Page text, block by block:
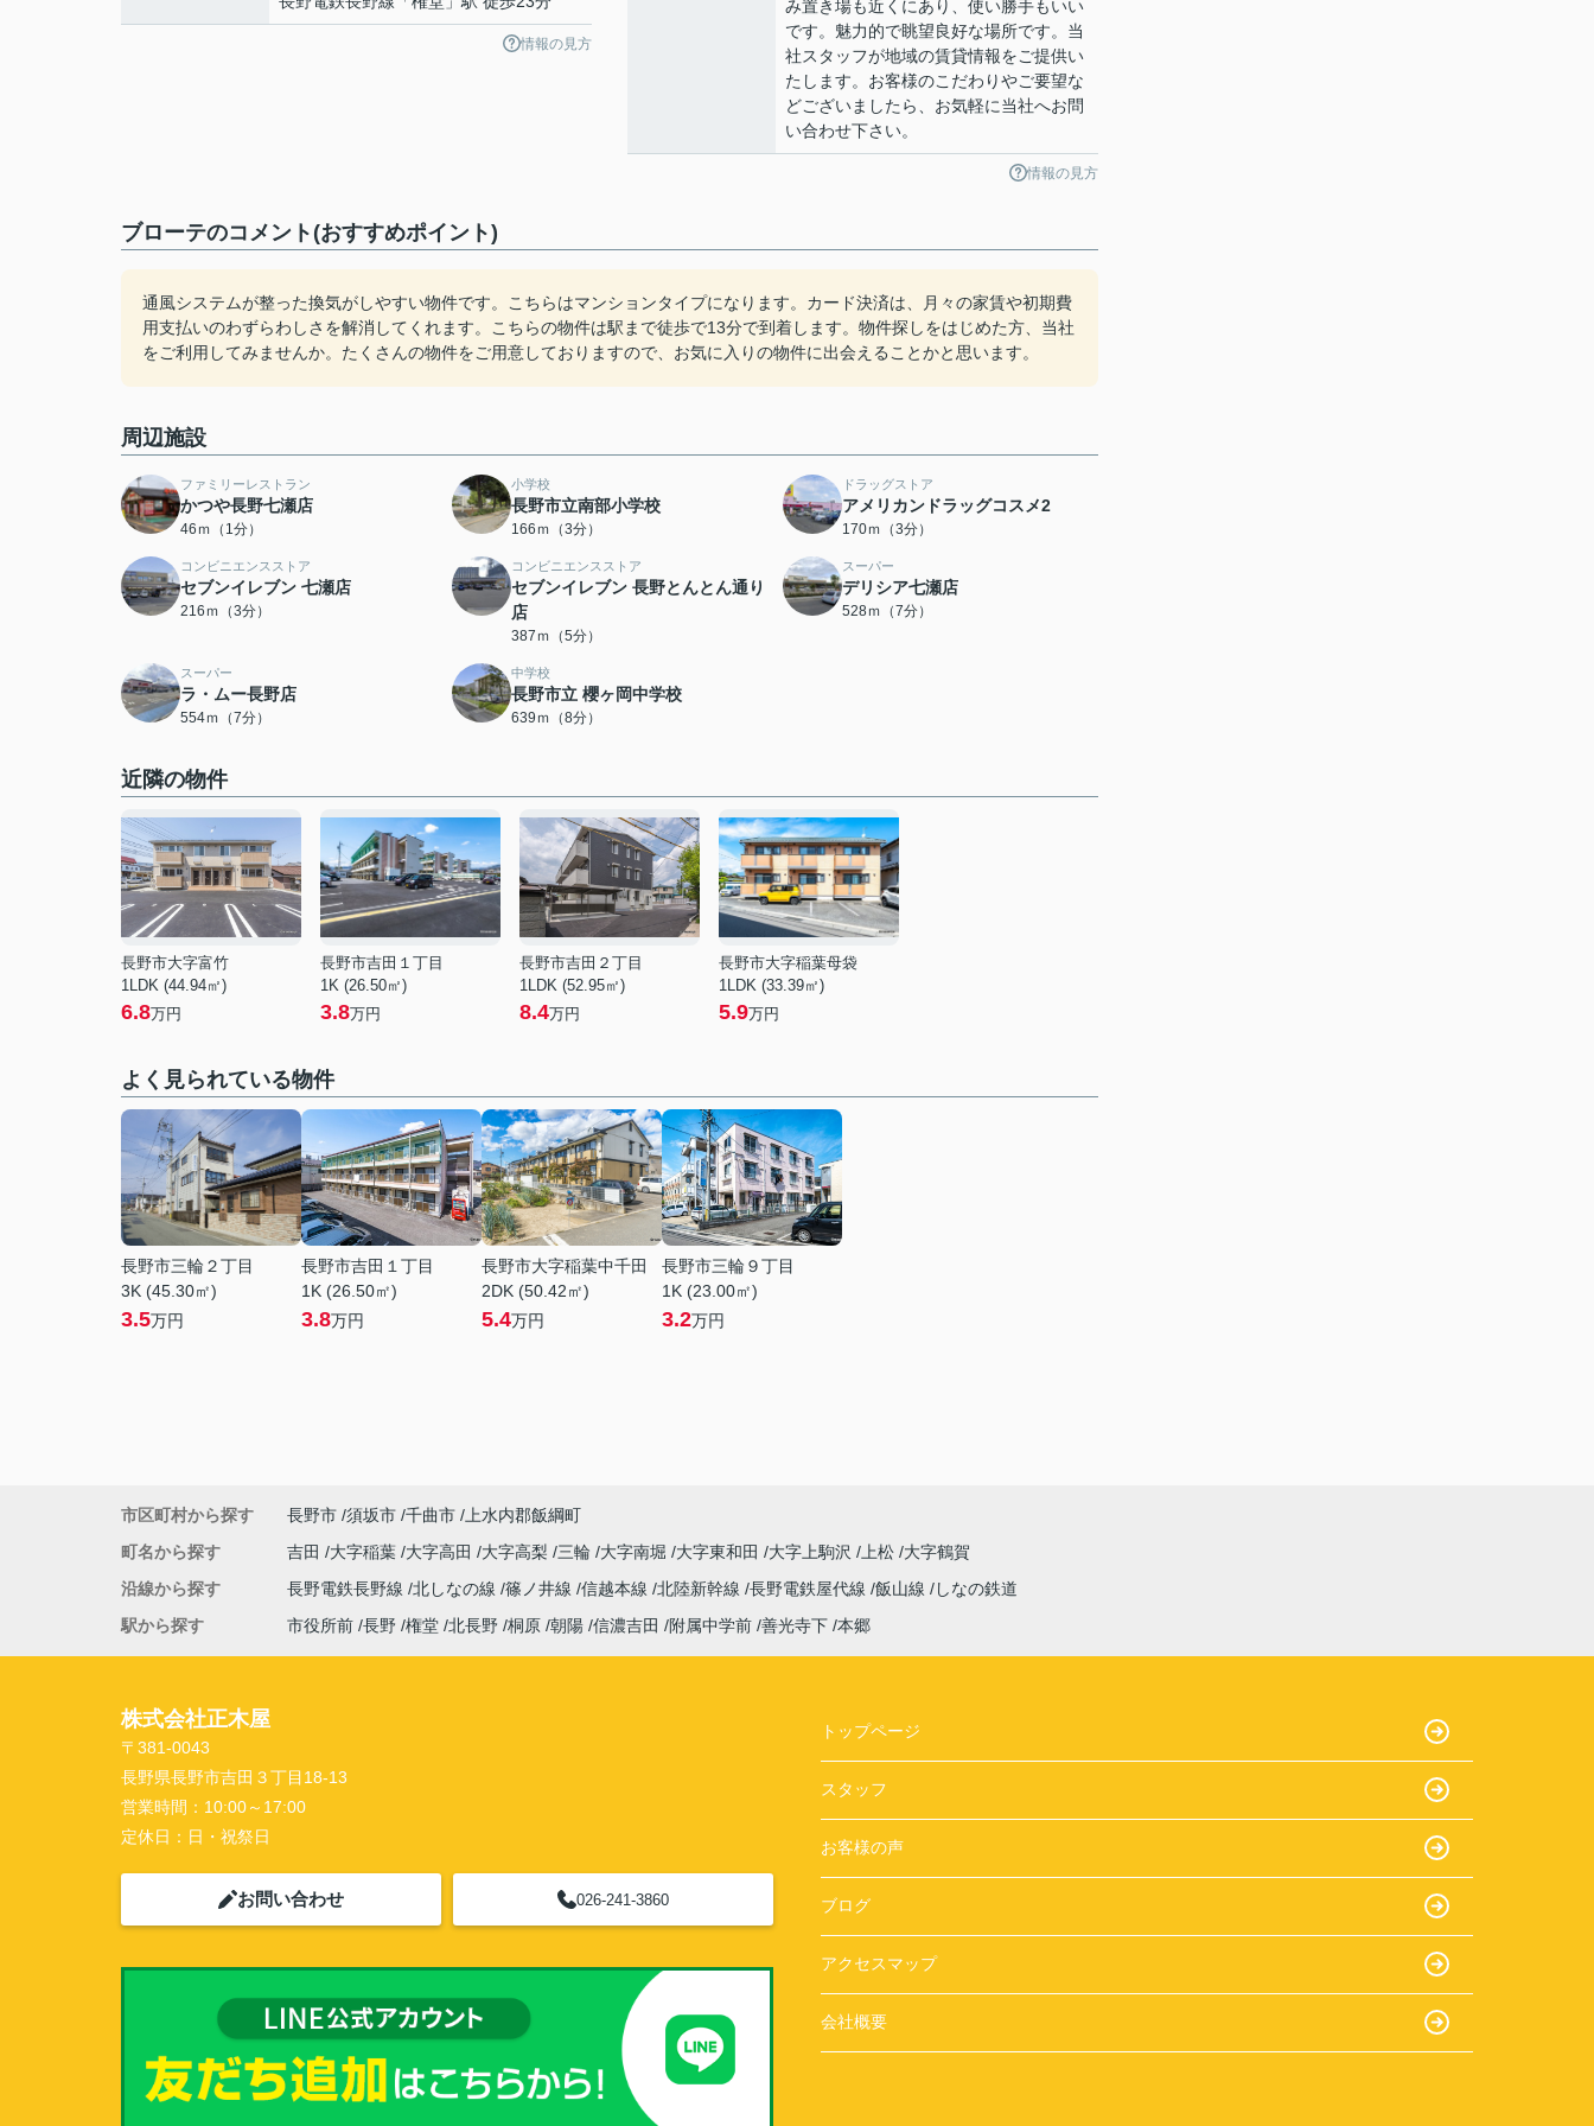
情報の見方
み置き場も近くにあり、使い勝手もいい
です。魅力的で眺望良好な場所です。当
社スタッフが地域の賃貸情報をご提供い
たします。お客様のこだわりやご要望な
どございましたら、お気軽に当社へお問
い合わせ下さい。
情報の見方
ブローテのコメント(おすすめポイント)
通風システムが整った換気がしやすい物件です。こちらはマンションタイプになります。カード決済は、月々の家賃や初期費
用支払いのわずらわしさを解消してくれます。こちらの物件は駅まで徒歩で13分で到着します。物件探しをはじめた方、当社
をご利用してみませんか。たくさんの物件をご用意しておりますので、お気に入りの物件に出会えることかと思います。
周辺施設
ファミリーレストラン
かつや長野七瀬店
46ｍ（1分）
小学校
長野市立南部小学校
166ｍ（3分）
ドラッグストア
アメリカンドラッグコスメ2
170ｍ（3分）
コンビニエンスストア
セブンイレブン 七瀬店
216ｍ（3分）
コンビニエンスストア
セブンイレブン 長野とんとん通り
店
387ｍ（5分）
スーパー
デリシア七瀬店
528ｍ（7分）
スーパー
ラ・ムー長野店
554ｍ（7分）
中学校
長野市立 櫻ヶ岡中学校
639ｍ（8分）
近隣の物件
長野市大字富竹
1LDK (44.94㎡)
6.8万円
長野市吉田１丁目
1K (26.50㎡)
3.8万円
長野市吉田２丁目
1LDK (52.95㎡)
8.4万円
長野市大字稲葉母袋
1LDK (33.39㎡)
5.9万円
よく見られている物件
長野市三輪２丁目
3K (45.30㎡)
3.5万円
長野市吉田１丁目
1K (26.50㎡)
3.8万円
長野市大字稲葉中千田
2DK (50.42㎡)
5.4万円
長野市三輪９丁目
1K (23.00㎡)
3.2万円
市区町村から探す 長野市 須坂市 千曲市
上水内郡飯綱町
町名から探す
吉田 大字稲葉 大字高田 大字高梨 三輪 大字南堀 大字東和田 大字上駒沢 上松 大字鶴賀
沿線から探す
長野電鉄長野線 北しなの線 篠ノ井線 信越本線 北陸新幹線 長野電鉄屋代線 飯山線
しなの鉄道
駅から探す
市役所前 長野 権堂 北長野 桐原 朝陽 信濃吉田 附属中学前 善光寺下 本郷
株式会社正木屋
〒381-0043
長野県長野市吉田３丁目18-13
営業時間： 10:00～17:00
定休日： 日・祝祭日
お問い合わせ 026-241-3860
トップページ
スタッフ
お客様の声
ブログ
アクセスマップ
会社概要